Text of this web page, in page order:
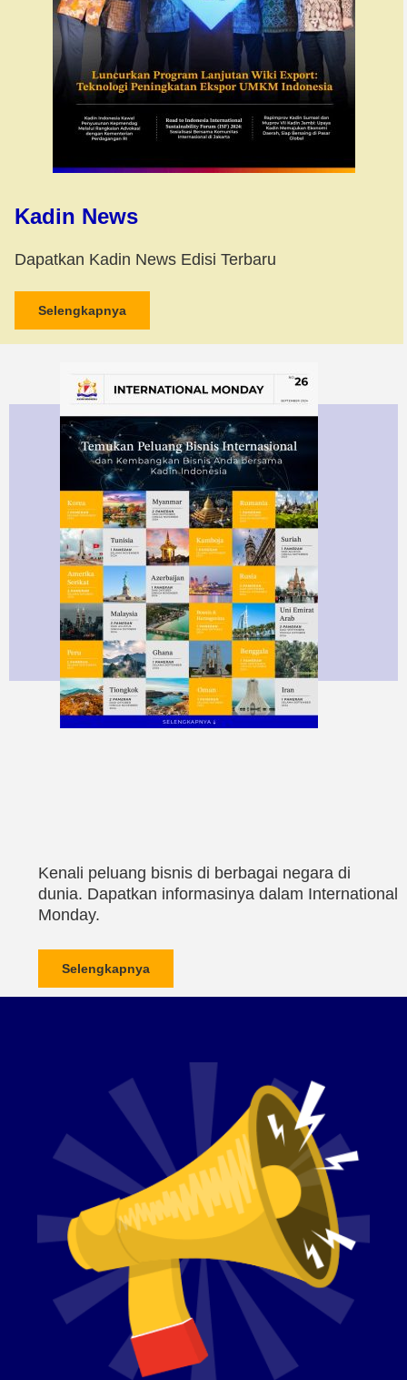
Kadin News
Dapatkan Kadin News Edisi Terbaru
Selengkapnya
Kenali peluang bisnis di berbagai negara di
dunia. Dapatkan informasinya dalam International
Monday.
Selengkapnya